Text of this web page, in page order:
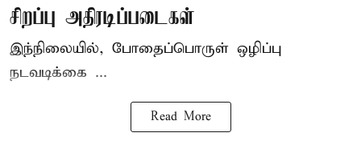
சிறப்பு அதிரடிப்படைகள்
இந்நிலையில், போதைப்பொருள் ஒழிப்பு
நடவடிக்கை ...
Read More